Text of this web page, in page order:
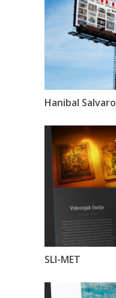
Hanibal Salvaro
SLI-MET